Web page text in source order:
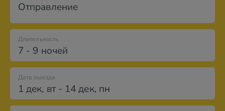
Отправление
7 - 9 ночей
Длительность
Дата выезда
1 дек, вт- 14 дек, пн